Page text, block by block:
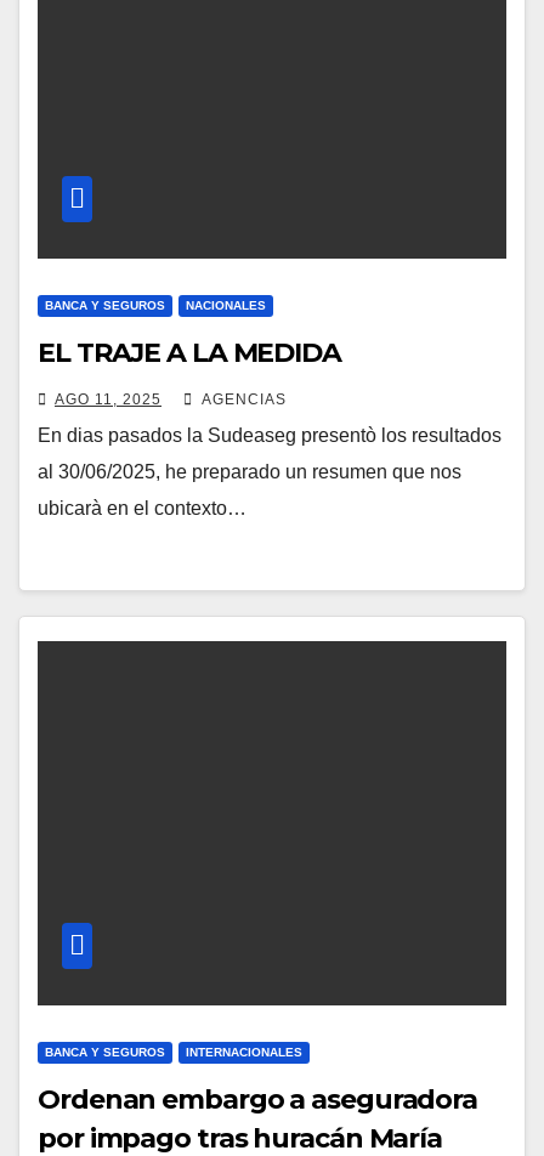
BANCA Y SEGUROS NACIONALES
EL TRAJE A LA MEDIDA
AGO 11, 2025 AGENCIAS
En dias pasados la Sudeaseg presentò los resultados
al 30/06/2025, he preparado un resumen que nos
ubicarà en el contexto…
BANCA Y SEGUROS INTERNACIONALES
Ordenan embargo a aseguradora
por impago tras huracán María